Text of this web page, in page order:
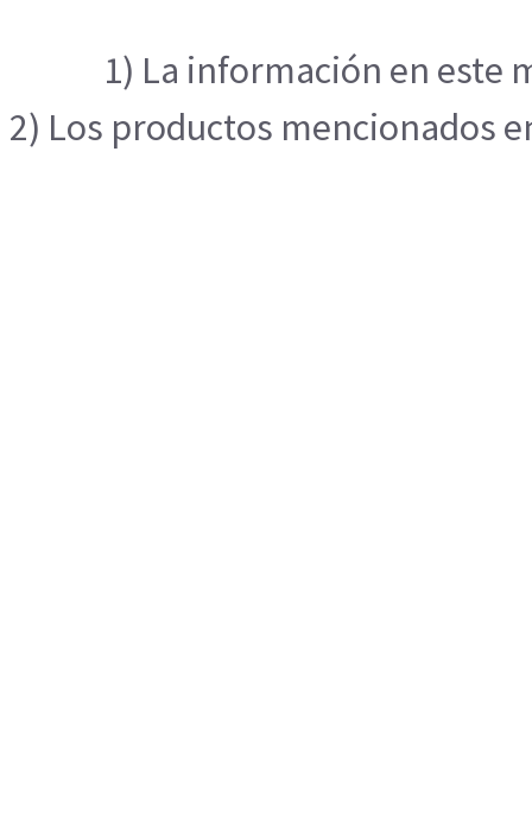
1) La información en este
2) Los productos mencionados